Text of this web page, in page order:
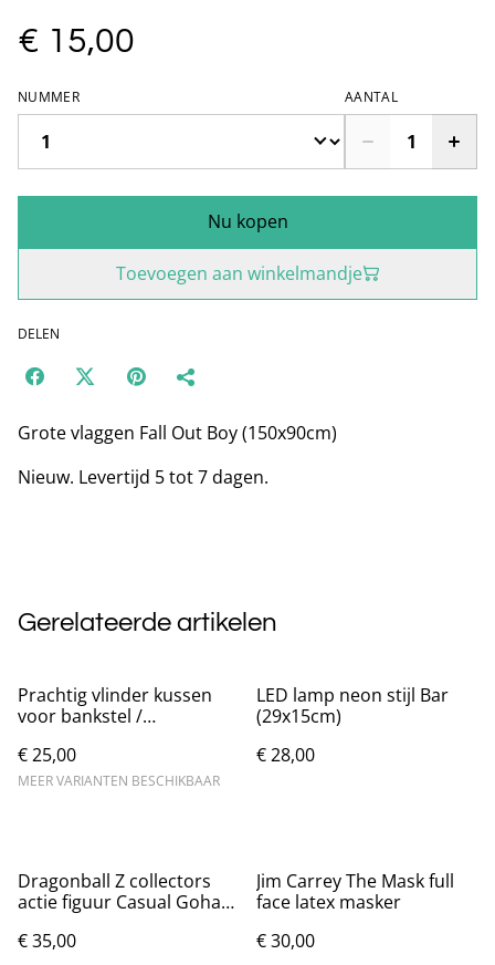
€ 15,00
NUMMER AANTAL
Nu kopen
Toevoegen aan winkelmandje
DELEN
Grote vlaggen Fall Out Boy (150x90cm)
Nieuw. Levertijd 5 tot 7 dagen.
Gerelateerde artikelen
Prachtig vlinder kussen
voor bankstel /
€ 25,00
MEER VARIANTEN BESCHIKBAAR
LED lamp neon stijl Bar
(29x15cm)
€ 28,00
Dragonball Z collectors
actie figuur Casual Gohan
€ 35,00
Jim Carrey The Mask full
face latex masker
€ 30,00